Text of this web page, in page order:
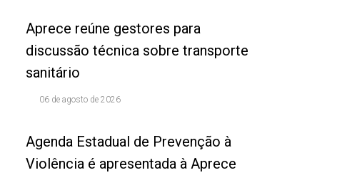
Aprece reúne gestores para
discussão técnica sobre transporte
sanitário
06 de agosto de 2026
Agenda Estadual de Prevenção à
Violência é apresentada à Aprece